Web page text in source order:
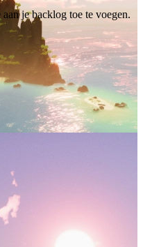
je backlog toe te voegen.